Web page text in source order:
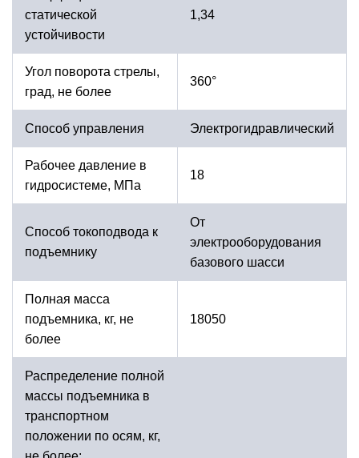
статической
устойчивости
1,34
Угол поворота стрелы,
град, не более
360°
Способ управления Электрогидравлический
Рабочее давление в
гидросистеме, МПа
18
Способ токоподвода к
подъемнику
От
электрооборудования
базового шасси
Полная масса
подъемника, кг, не
более
18050
Распределение полной
массы подъемника в
транспортном
положении по осям, кг,